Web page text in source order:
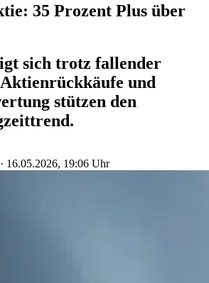
35 Prozent Plus über
sich trotz fallender
und
stützen den
· 16.05.2026, 19:06 Uhr